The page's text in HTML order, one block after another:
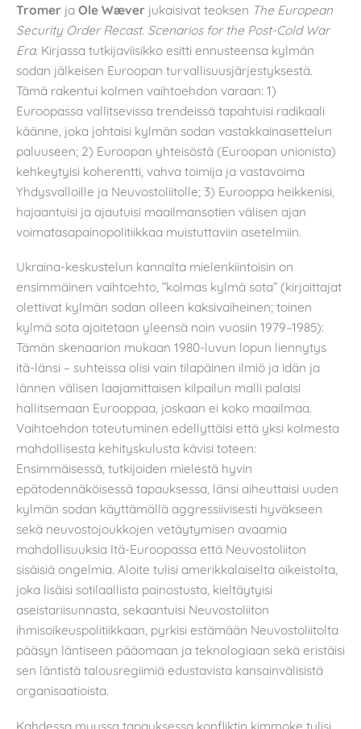
Tromer ja Ole Wæver jukaisivat teoksen The European
Security Order Recast. Scenarios for the Post-Cold War
Era. Kirjassa tutkijaviisikko esitti ennusteensa kylmän
sodan jälkeisen Euroopan turvallisuusjärjestyksestä.
Tämä rakentui kolmen vaihtoehdon varaan: 1)
Euroopassa vallitsevissa trendeissä tapahtuisi radikaali
käänne, joka johtaisi kylmän sodan vastakkainasettelun
paluuseen; 2) Euroopan yhteisöstä (Euroopan unionista)
kehkeytyisi koherentti, vahva toimija ja vastavoima
Yhdysvalloille ja Neuvostoliitolle; 3) Eurooppa heikkenisi,
hajaantuisi ja ajautuisi maailmansotien välisen ajan
voimatasapainopolitiikkaa muistuttaviin asetelmiin.
Ukraina-keskustelun kannalta mielenkiintoisin on
ensimmäinen vaihtoehto, ”kolmas kylmä sota” (kirjoittajat
olettivat kylmän sodan olleen kaksivaiheinen; toinen
kylmä sota ajoitetaan yleensä noin vuosiin 1979–1985):
Tämän skenaarion mukaan 1980-luvun lopun liennytys
itä-länsi – suhteissa olisi vain tilapäinen ilmiö ja idän ja
lännen välisen laajamittaisen kilpailun malli palaisi
hallitsemaan Eurooppaa, joskaan ei koko maailmaa.
Vaihtoehdon toteutuminen edellyttäisi että yksi kolmesta
mahdollisesta kehityskulusta kävisi toteen:
Ensimmäisessä, tutkijoiden mielestä hyvin
epätodennäköisessä tapauksessa, länsi aiheuttaisi uuden
kylmän sodan käyttämällä aggressiivisesti hyväkseen
sekä neuvostojoukkojen vetäytymisen avaamia
mahdollisuuksia Itä-Euroopassa että Neuvostoliiton
sisäisiä ongelmia. Aloite tulisi amerikkalaiselta oikeistolta,
joka lisäisi sotilaallista painostusta, kieltäytyisi
aseistariisunnasta, sekaantuisi Neuvostoliiton
ihmisoikeuspolitiikkaan, pyrkisi estämään Neuvostoliitolta
pääsyn läntiseen pääomaan ja teknologiaan sekä eristäisi
sen läntistä talousregiimiä edustavista kansainvälisistä
organisaatioista.
Kahdessa muussa tapauksessa konfliktin kimmoke tulisi